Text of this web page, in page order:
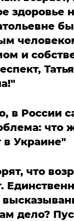
здоровье
и
в России
что
в Украине"
что
дело?